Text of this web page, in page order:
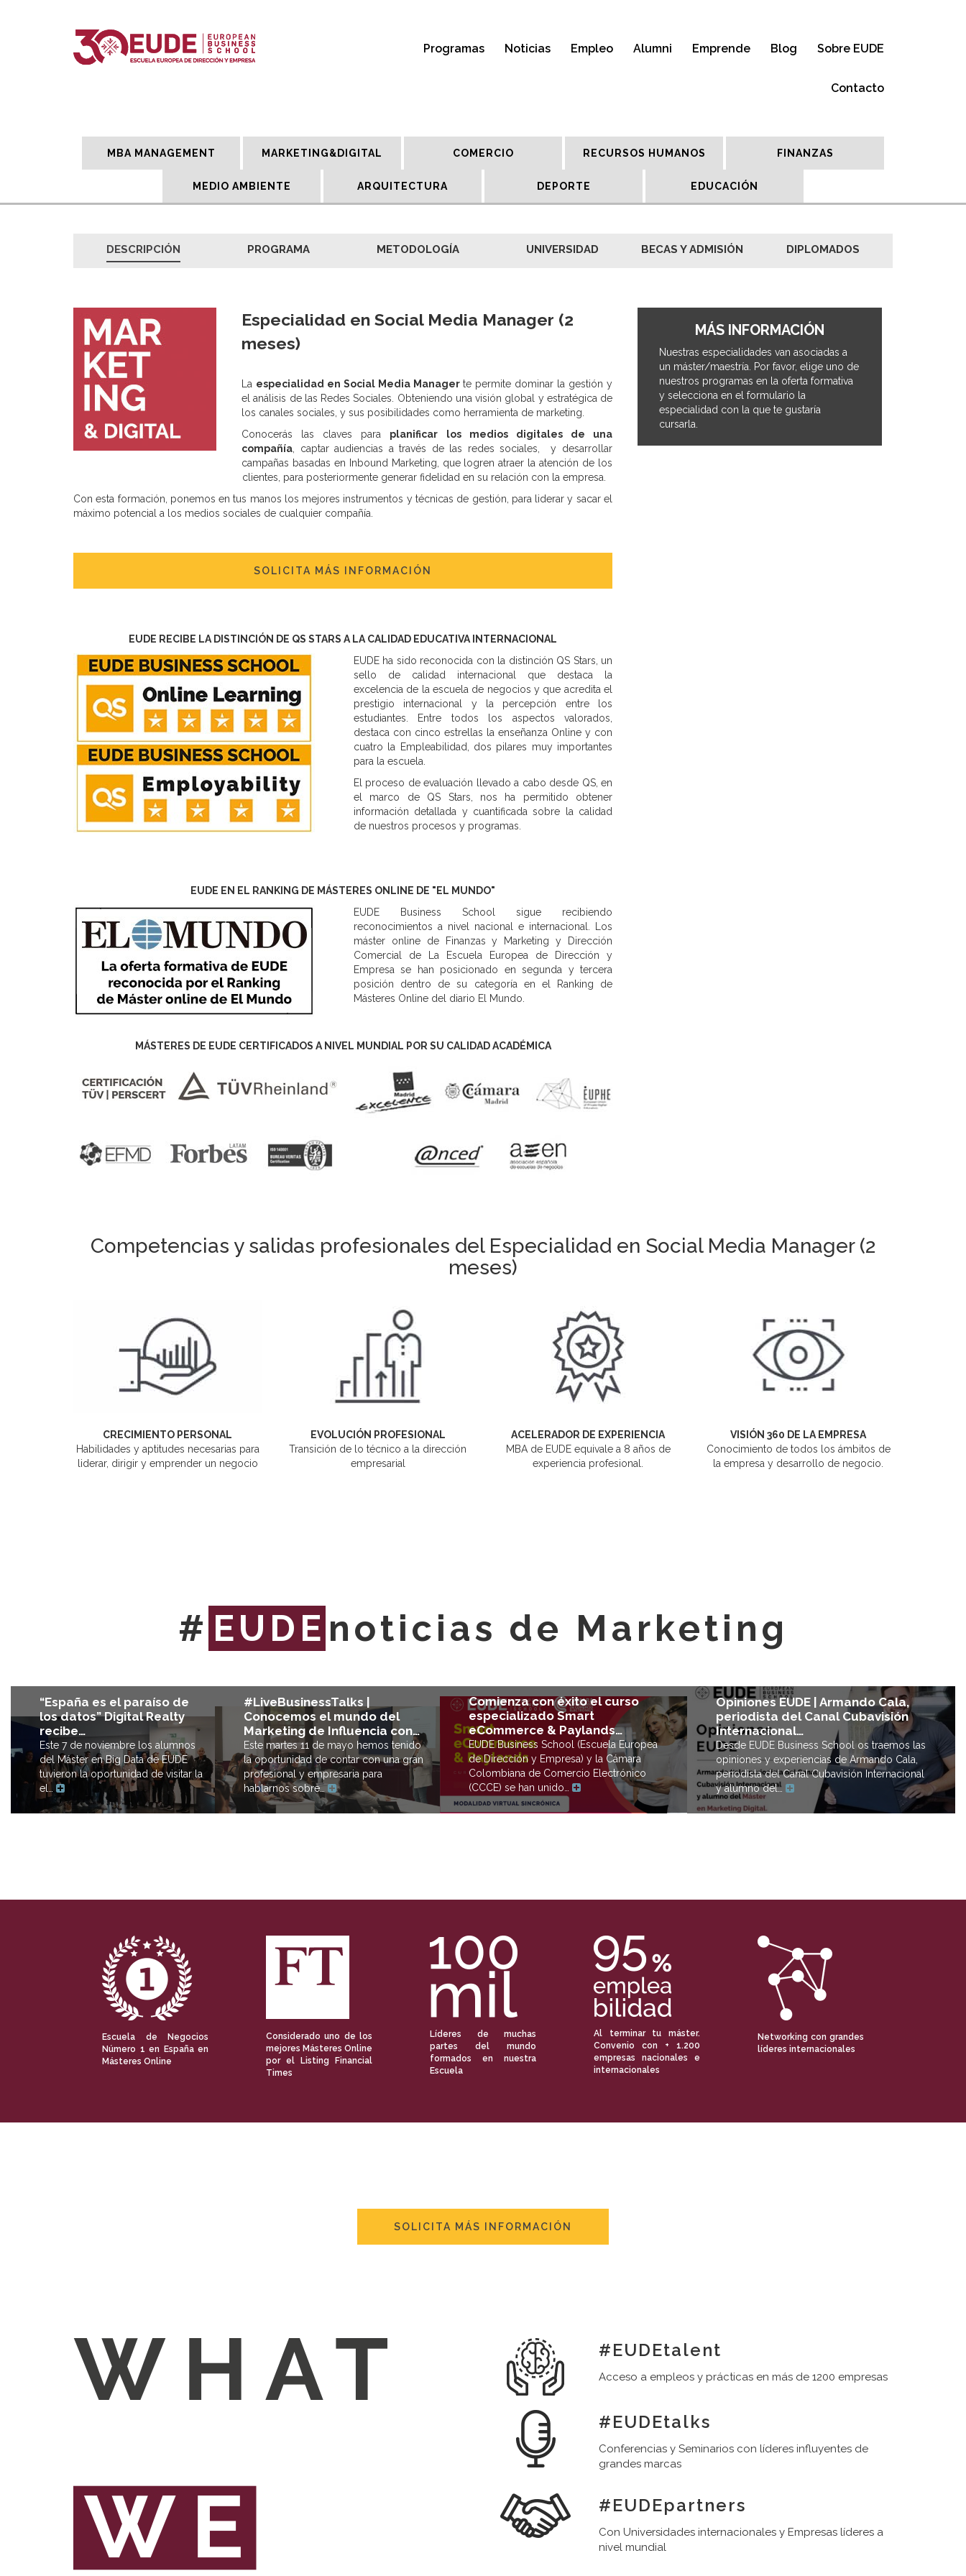
Programas Noticias Empleo Alumni Emprende Blog Sobre EUDE
Contacto
MBA MANAGEMENT MARKETING&DIGITAL COMERCIO RECURSOS HUMANOS FINANZAS
MEDIO AMBIENTE ARQUITECTURA DEPORTE EDUCACIÓN
DESCRIPCIÓN PROGRAMA METODOLOGÍA UNIVERSIDAD BECAS Y ADMISIÓN DIPLOMADOS
Especialidad en Social Media Manager (2
meses)
La especialidad en Social Media Managerte permite dominar la gestión y
el análisis de las Redes Sociales. Obteniendo una visión global y estratégica de
los canales sociales, y sus posibilidades como herramienta de marketing.
Conocerás las claves para planificar los medios digitales de una
compañía , captar audiencias a través de las redes sociales, y desarrollar
campañas basadas en Inbound Marketing, que logren atraer la atención de los
clientes, para posteriormente generar fidelidad en su relación con la empresa.
Con esta formación, ponemos en tus manos los mejores instrumentos y técnicas de gestión, para liderar y sacar el
máximo potencial a los medios sociales de cualquier compañía.
SOLICITA MÁS INFORMACIÓN
EUDE RECIBE LA DISTINCIÓN DE QS STARS A LA CALIDAD EDUCATIVA INTERNACIONAL
EUDE ha sido reconocida con la distinción QS Stars, un
sello de calidad internacional que destaca la
excelencia de la escuela de negocios y que acredita el
prestigio internacional y la percepción entre los
estudiantes. Entre todos los aspectos valorados,
destaca con cinco estrellas la enseñanza Online y con
cuatro la Empleabilidad, dos pilares muy importantes
para la escuela.
El proceso de evaluación llevado a cabo desde QS, en
el marco de QS Stars, nos ha permitido obtener
información detallada y cuantificada sobre la calidad
de nuestros procesos y programas.
EUDE EN EL RANKING DE MÁSTERES ONLINE DE "EL MUNDO"
EUDE Business School sigue recibiendo
reconocimientos a nivel nacional e internacional. Los
máster online de Finanzas y Marketing y Dirección
Comercial de La Escuela Europea de Dirección y
Empresa se han posicionado en segunda y tercera
posición dentro de su categoría en el Ranking de
Másteres Online del diario El Mundo.
MÁSTERES DE EUDE CERTIFICADOS A NIVEL MUNDIAL POR SU CALIDAD ACADÉMICA
MÁS INFORMACIÓN
Nuestras especialidades van asociadas a
un máster/maestría. Por favor, elige uno de
nuestros programas en la oferta formativa
y selecciona en el formulario la
especialidad con la que te gustaría
cursarla.
Competencias y salidas profesionales del Especialidad en Social Media Manager (2
meses)
CRECIMIENTO PERSONAL
Habilidades y aptitudes necesarias para
liderar, dirigir y emprender un negocio
EVOLUCIÓN PROFESIONAL
Transición de lo técnico a la dirección
empresarial
ACELERADOR DE EXPERIENCIA
MBA de EUDE equivale a 8 años de
experiencia profesional.
VISIÓN 360 DE LA EMPRESA
Conocimiento de todos los ámbitos de
la empresa y desarrollo de negocio.
# EUDE noticias de Marketing
“España es el paraíso de
los datos” Digital Realty
recibe…
Este 7 de noviembre los alumnos
del Máster en Big Data de EUDE
tuvieron la oportunidad de visitar la
el…
#LiveBusinessTalks |
Conocemos el mundo del
Marketing de Influencia con…
Este martes 11 de mayo hemos tenido
la oportunidad de contar con una gran
profesional y empresaria para
hablarnos sobre…
Comienza con éxito el curso
especializado Smart
eCommerce & Paylands…
EUDE Business School (Escuela Europea
de Dirección y Empresa) y la Cámara
Colombiana de Comercio Electrónico
(CCCE) se han unido…
Opiniones EUDE | Armando Cala,
periodista del Canal Cubavisión
Internacional…
Desde EUDE Business School os traemos las
opiniones y experiencias de Armando Cala,
periodista del Canal Cubavisión Internacional
y alumno del…
Escuela de Negocios
Número 1 en España en
Másteres Online
Considerado uno de los
mejores Másteres Online
por el Listing Financial
Times
Líderes de muchas
partes del mundo
formados en nuestra
Escuela
Al terminar tu máster.
Convenio con + 1.200
empresas nacionales e
internacionales
Networking con grandes
líderes internacionales
SOLICITA MÁS INFORMACIÓN
#EUDEtalent
Acceso a empleos y prácticas en más de 1200 empresas
#EUDEtalks
Conferencias y Seminarios con líderes influyentes de
grandes marcas
#EUDEpartners
Con Universidades internacionales y Empresas líderes a
nivel mundial